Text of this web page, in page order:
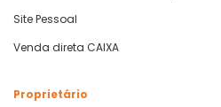
Site Pessoal
Venda direta CAIXA
Proprietário